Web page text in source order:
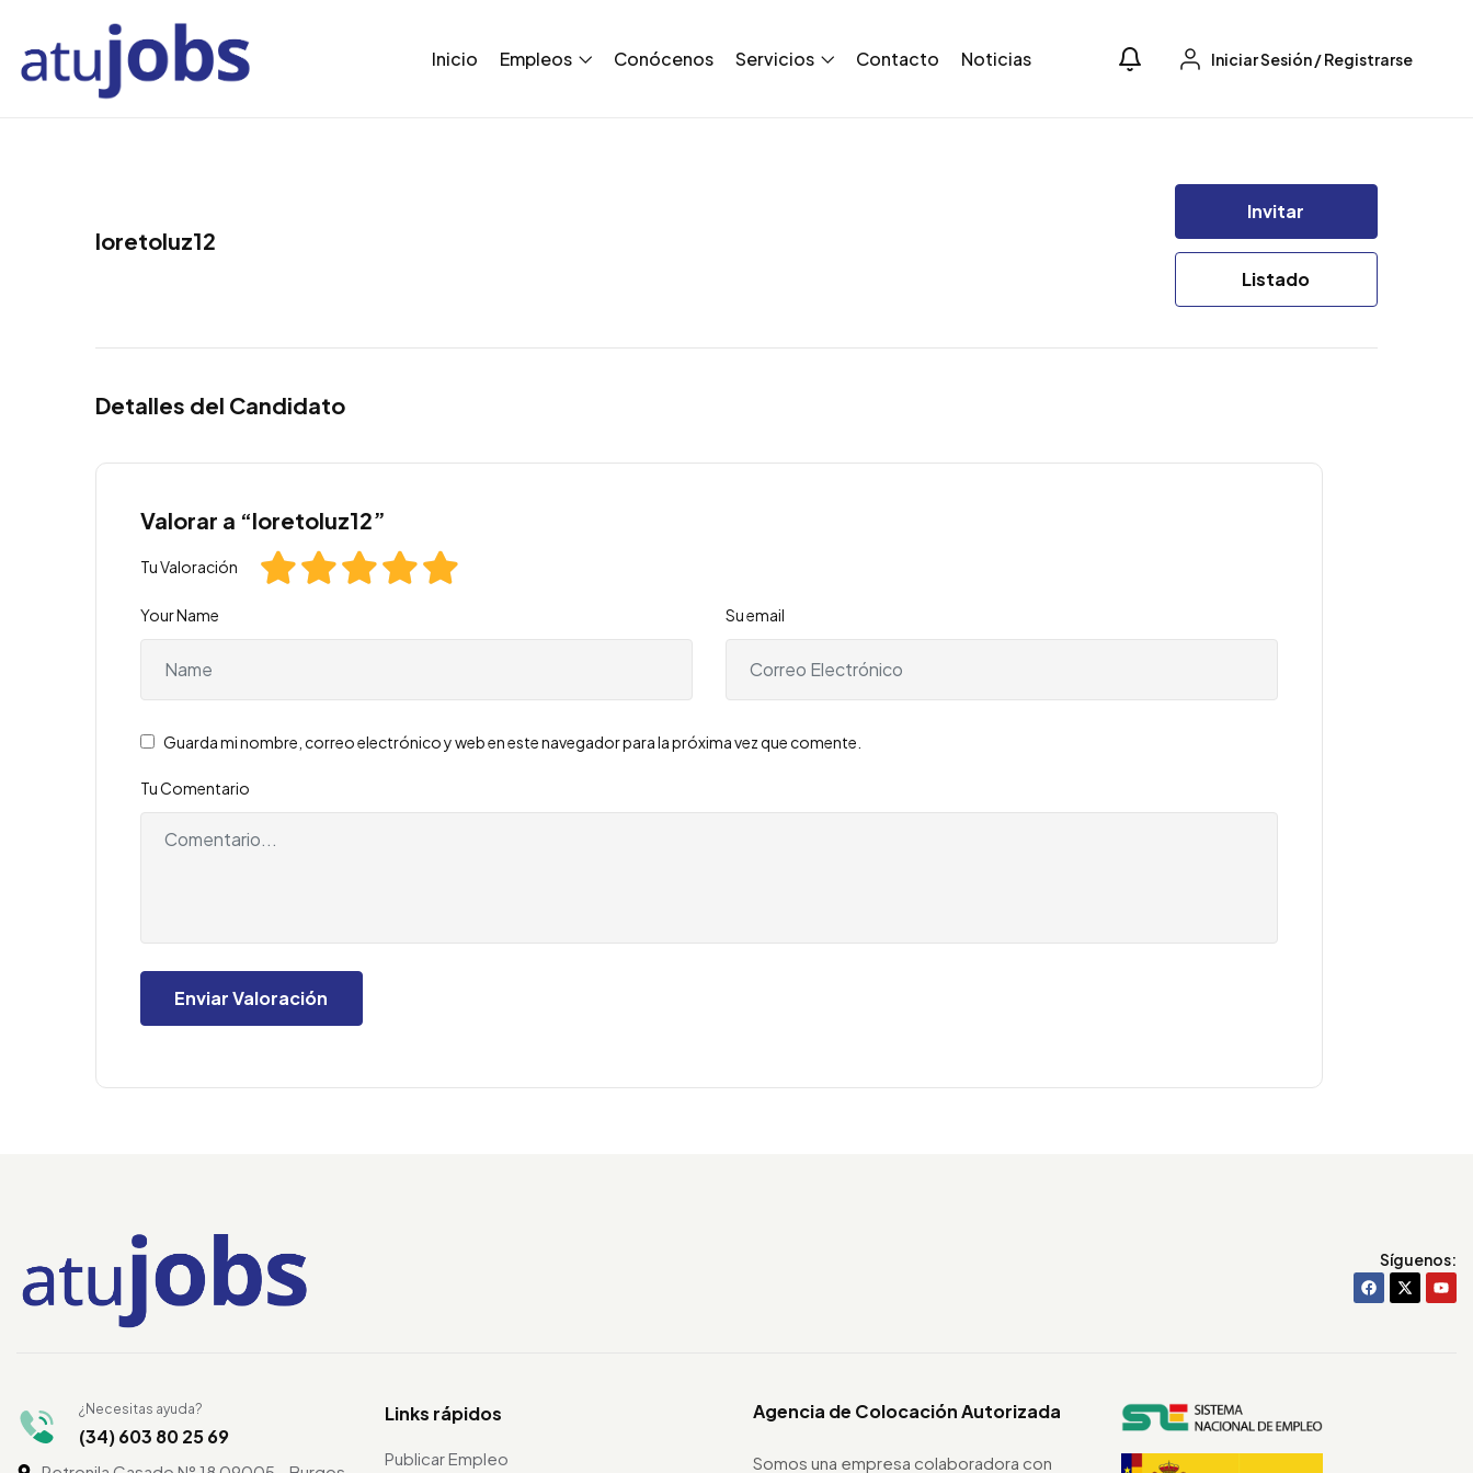
Inicio Empleos Conócenos Servicios Contacto Noticias Iniciar Sesión/Registrarse
loretoluz12
Invitar
Listado
Detalles del Candidato
Valorar a “loretoluz12”
Tu Valoración
Your Name Su email
Guarda mi nombre, correo electrónico y web en este navegador para la próxima vez que comente.
Tu Comentario
Síguenos:
¿Necesitas ayuda?
(34) 603 80 25 69
Links rápidos
Publicar Empleo
Agencia de Colocación Autorizada
Somos una empresa colaboradora con